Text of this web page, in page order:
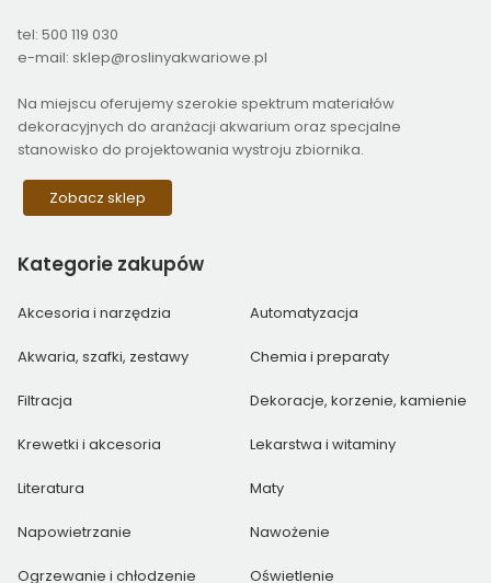
tel: 500 119 030
e-mail: sklep@roslinyakwariowe.pl
Na miejscu oferujemy szerokie spektrum materiałów
dekoracyjnych do aranżacji akwarium oraz specjalne
stanowisko do projektowania wystroju zbiornika.
Zobacz sklep
Kategorie zakupów
Akcesoria i narzędzia Automatyzacja
Akwaria, szafki, zestawy Chemia i preparaty
Filtracja Dekoracje, korzenie, kamienie
Krewetki i akcesoria Lekarstwa i witaminy
Literatura Maty
Napowietrzanie Nawożenie
Ogrzewanie i chłodzenie Oświetlenie